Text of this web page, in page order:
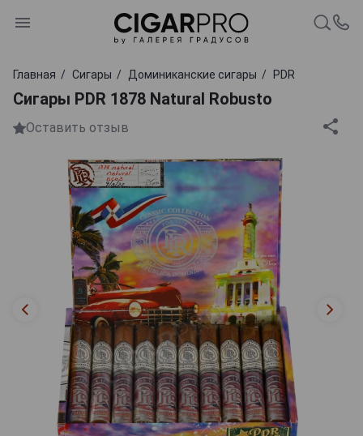
Главная Сигары Доминиканские сигары PDR
Сигары PDR 1878 Natural Robusto
Оставить отзыв